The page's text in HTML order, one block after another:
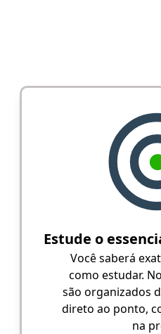
Estude o
Você saberá
como estudar.
são organizados
direto ao ponto,
na